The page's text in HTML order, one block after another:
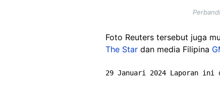
Foto Reuters tersebut juga
The Star dan media Filipina
29 Januari 2024 Laporan ini